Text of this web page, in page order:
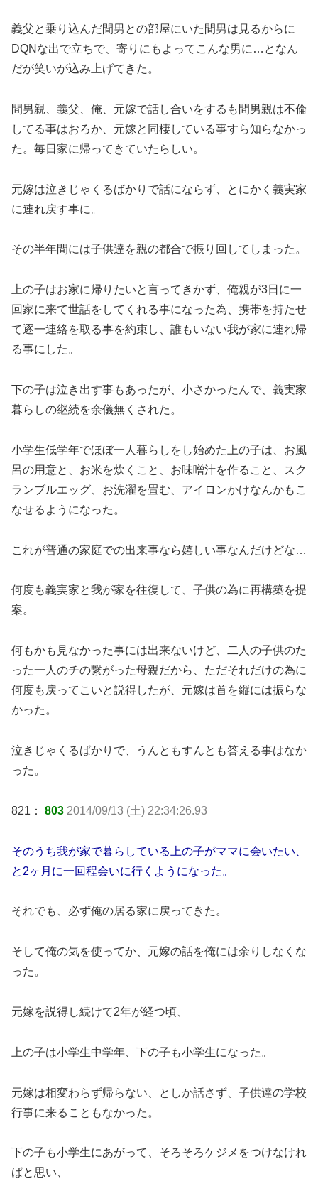
義父と乗り込んだ間男との部屋にいた間男は見るからに
DQNな出で立ちで、寄りにもよってこんな男に…となん
だが笑いが込み上げてきた。
間男親、義父、俺、元嫁で話し合いをするも間男親は不倫
してる事はおろか、元嫁と同棲している事すら知らなかっ
た。毎日家に帰ってきていたらしい。
元嫁は泣きじゃくるばかりで話にならず、とにかく義実家
に連れ戻す事に。
その半年間には子供達を親の都合で振り回してしまった。
上の子はお家に帰りたいと言ってきかず、俺親が3日に一
回家に来て世話をしてくれる事になった為、携帯を持たせ
て逐一連絡を取る事を約束し、誰もいない我が家に連れ帰
る事にした。
下の子は泣き出す事もあったが、小さかったんで、義実家
暮らしの継続を余儀無くされた。
小学生低学年でほぼ一人暮らしをし始めた上の子は、お風
呂の用意と、お米を炊くこと、お味噌汁を作ること、スク
ランブルエッグ、お洗濯を畳む、アイロンかけなんかもこ
なせるようになった。
これが普通の家庭での出来事なら嬉しい事なんだけどな…
何度も義実家と我が家を往復して、子供の為に再構築を提
案。
何もかも見なかった事には出来ないけど、二人の子供のた
った一人のチの繋がった母親だから、ただそれだけの為に
何度も戻ってこいと説得したが、元嫁は首を縦には振らな
かった。
泣きじゃくるばかりで、うんともすんとも答える事はなか
った。
821： 803 2014/09/13 (土) 22:34:26.93
そのうち我が家で暮らしている上の子がママに会いたい、
と2ヶ月に一回程会いに行くようになった。
それでも、必ず俺の居る家に戻ってきた。
そして俺の気を使ってか、元嫁の話を俺には余りしなくな
った。
元嫁を説得し続けて2年が経つ頃、
上の子は小学生中学年、下の子も小学生になった。
元嫁は相変わらず帰らない、としか話さず、子供達の学校
行事に来ることもなかった。
下の子も小学生にあがって、そろそろケジメをつけなけれ
ばと思い、